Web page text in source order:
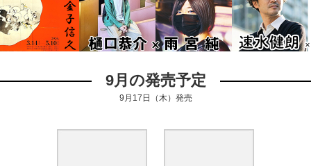
9月の発売予定
9月17日（木）発売